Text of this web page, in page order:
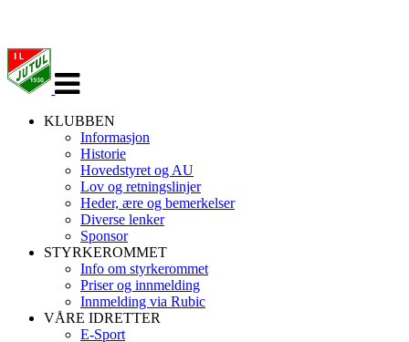
navigasjon
KLUBBEN
Informasjon
Historie
Hovedstyret og AU
Lov og retningslinjer
Heder, ære og bemerkelser
Diverse lenker
Sponsor
STYRKEROMMET
Info om styrkerommet
Priser og innmelding
Innmelding via Rubic
VÅRE IDRETTER
E-Sport